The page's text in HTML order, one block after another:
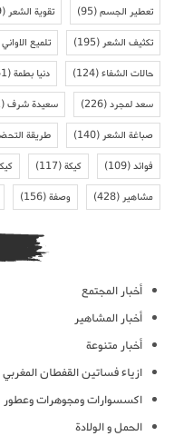
تعطير الجسم(95) تقوية الشعر(109)
تكثيف الشعر(195) تلميع الاواني
حالات الشفاء(124) دنيا بطمة(761)
سعد لمجرد(226) سعيدة شرف(111)
صباغة الشعر(140) طريقة
فوائد(109) كيكة(117)
مشاهير(428) وصفة(156)
أخبار المجتمع
أخبار المشاهير
أخبار متنوعة
ازياء فساتين القفطان المغربي
اكسسوارات ومجوهرات وعطور
الحمل و الولادة